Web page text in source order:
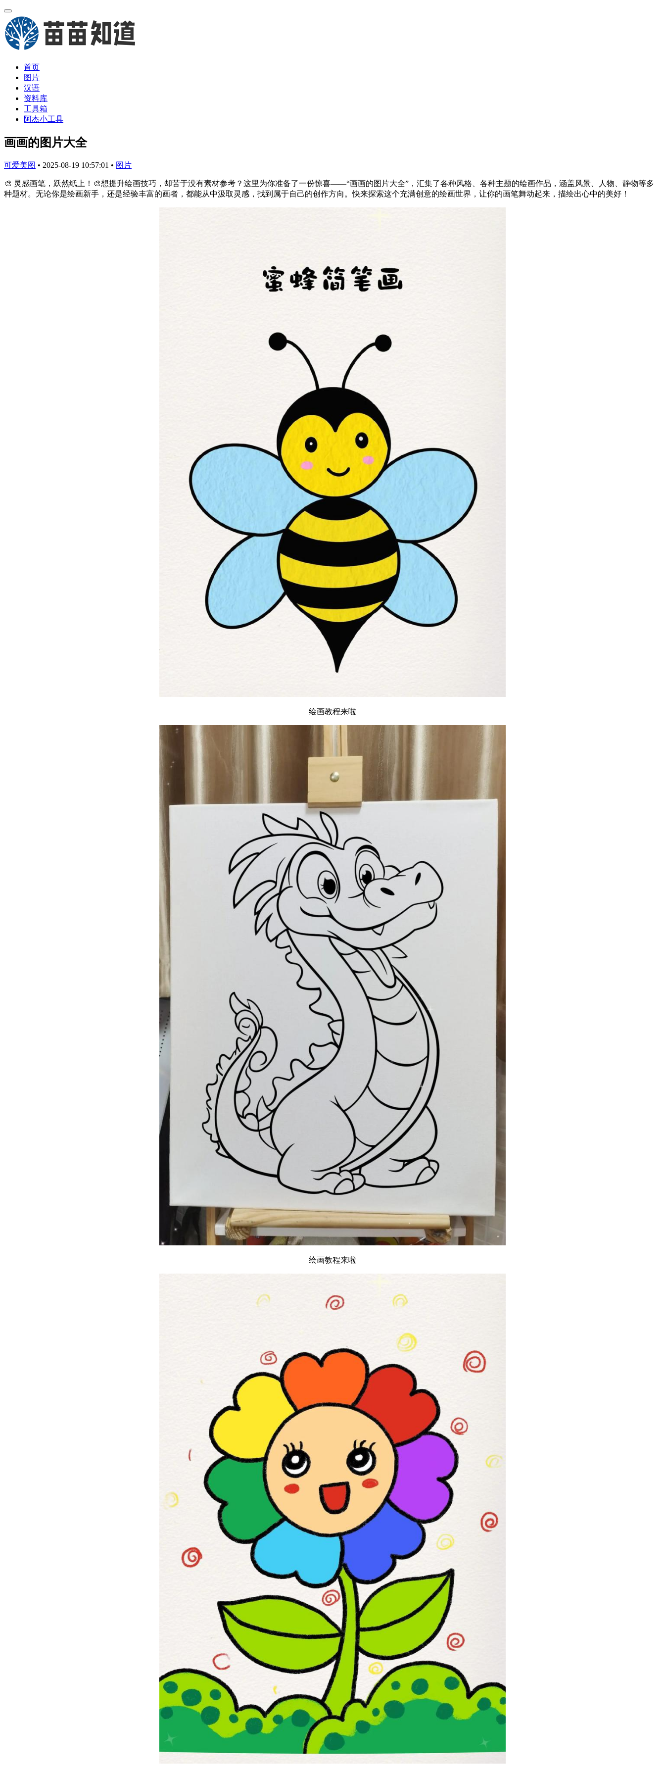
首页
图片
汉语
资料库
工具箱
阿杰小工具
画画的图片大全
可爱美图 • 2025-08-19 10:57:01 • 图片
🎨 灵感画笔，跃然纸上！🎨想提升绘画技巧，却苦于没有素材参考？这里为你准备了一份惊喜——“画画的图片大全”，汇集了各种风格、各种主题的绘画作品，涵盖风景、人物、静物等多
种题材。无论你是绘画新手，还是经验丰富的画者，都能从中汲取灵感，找到属于自己的创作方向。快来探索这个充满创意的绘画世界，让你的画笔舞动起来，描绘出心中的美好！
绘画教程来啦
绘画教程来啦